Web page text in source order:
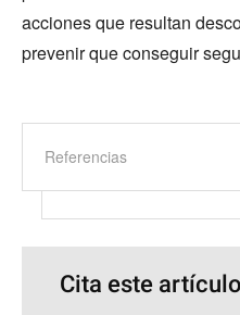
acciones que resultan
prevenir que conseguir
Referencias
Cita este artículo